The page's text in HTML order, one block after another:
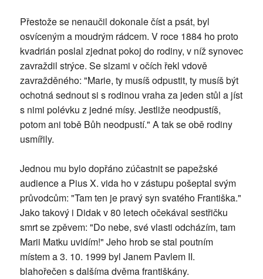
Přestože se nenaučil dokonale číst a psát, byl
osvíceným a moudrým rádcem. V roce 1884 ho proto
kvadrián poslal zjednat pokoj do rodiny, v níž synovec
zavraždil strýce. Se slzami v očích řekl vdově
zavražděného: "Marie, ty musíš odpustit, ty musíš být
ochotná sednout si s rodinou vraha za jeden stůl a jíst
s nimi polévku z jedné mísy. Jestliže neodpustíš,
potom ani tobě Bůh neodpustí." A tak se obě rodiny
usmířily.
Jednou mu bylo dopřáno zúčastnit se papežské
audience a Pius X. vida ho v zástupu pošeptal svým
průvodcům: "Tam ten je pravý syn svatého Františka."
Jako takový i Didak v 80 letech očekával sestřičku
smrt se zpěvem: "Do nebe, své vlasti odcházím, tam
Marii Matku uvidím!" Jeho hrob se stal poutním
místem a 3. 10. 1999 byl Janem Pavlem II.
blahořečen s dalšíma dvěma františkány.